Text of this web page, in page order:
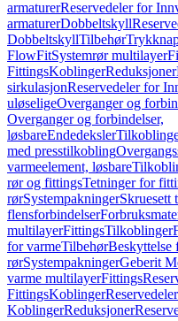
armaturerReservedeler for
armaturerDobbeltskyll
DobbeltskyllTilbehør
FlowFitSystemrør multilayer
FittingsKoblingerReduksjoner
sirkulasjonReservedeler for
uløseligeOverganger og
Overganger og forbindelser,
løsbareEndedeksler
med presstilkobling
varmeelement, løsbare
rør og fittingsTetninger for
rørSystempakningerSkruesett
flensforbindelser
multilayerFittingsTilkoblinger
for varmeTilbehørBeskyttelse
rørSystempakningerGeberit
varme multilayerFittings
FittingsKoblinger
KoblingerReduksjoner